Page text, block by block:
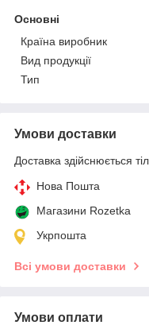
Основні
Країна виробник
Вид продукції
Тип
Умови доставки
Доставка здійснюється
Нова Пошта
Магазини Rozetka
Укрпошта
Всі умови доставки
Умови оплати